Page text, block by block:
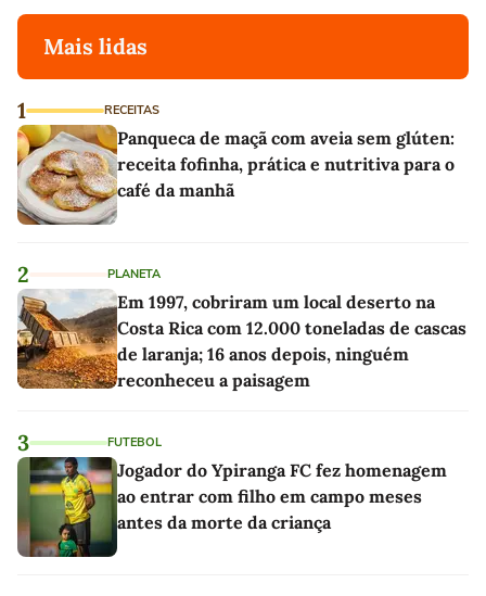
Mais lidas
1 RECEITAS
Panqueca de maçã com aveia sem glúten:
receita fofinha, prática e nutritiva para o
café da manhã
2 PLANETA
Em 1997, cobriram um local deserto na
Costa Rica com 12.000 toneladas de cascas
de laranja; 16 anos depois, ninguém
reconheceu a paisagem
3 FUTEBOL
Jogador do Ypiranga FC fez homenagem
ao entrar com filho em campo meses
antes da morte da criança